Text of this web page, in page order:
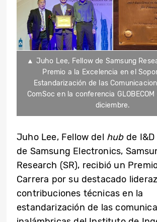
▲ Juho Lee, Fellow de Samsung
Premio a la Excelencia en el
Estandarización de las
ComSoc en la conferencia
diciembre.
Juho Lee, Fellow del hubde I&D
de Samsung Electronics,
Research (SR), recibió un
Carrera por su destacado
contribuciones técnicas en la
estandarización de las